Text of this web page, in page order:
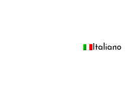
Italiano